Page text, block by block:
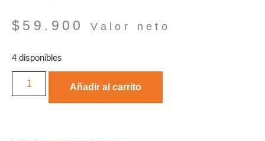
$ 59.900 Valor neto
4 disponibles
Añadir al carrito